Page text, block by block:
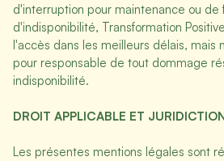
d'interruption pour maintenance ou de
d'indisponibilité, Transformation
l'accès dans les meilleurs délais, mais
pour responsable de tout dommage
indisponibilité.
DROIT APPLICABLE ET
Les présentes mentions légales sont